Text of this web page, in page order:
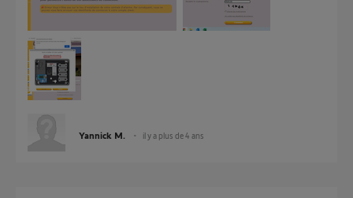
Yannick M. il y a plus de 4 ans